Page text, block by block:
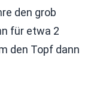
den grob
für etwa 2
den Topf dann